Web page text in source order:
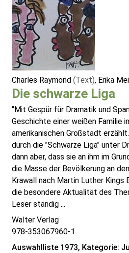
Charles Raymond (Text), Erika
Die schwarze Liga
"Mit Gespür für Dramatik und
Geschichte einer weißen Familie
amerikanischen Großstadt
durch die "Schwarze Liga" unter
dann aber, dass sie an ihm im
die Masse der Bevölkerung an
Krawall nach Martin Luther Kings
die besondere Aktualität des
Leser ständig ...
Walter Verlag
978-353067960-1
Auswahlliste 1973, Kategorie: